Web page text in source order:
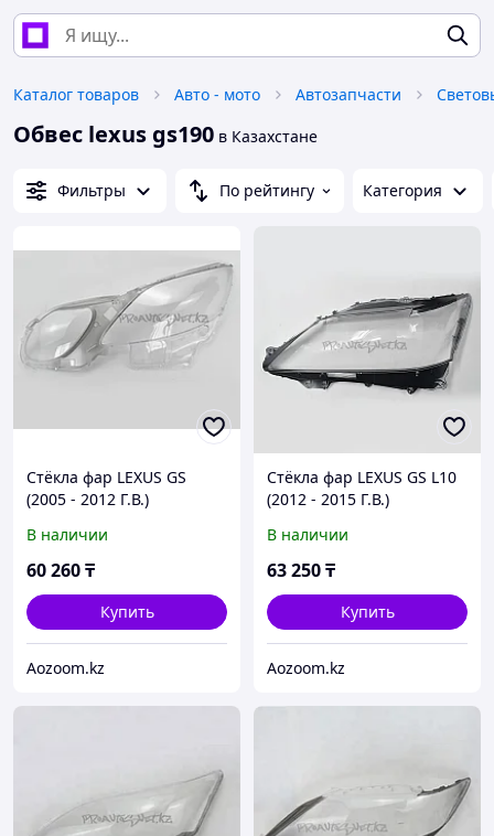
Каталог товаров Авто - мото Автозапчасти
Обвес lexus gs190 в Казахстане
Фильтры По рейтингу Категория
Стёкла фар LEXUS GS
(2005 - 2012 Г.В.)
В наличии
60 260₸
Купить
Aozoom.kz
Стёкла фар LEXUS GS L10
(2012 - 2015 Г.В.)
В наличии
63 250₸
Купить
Aozoom.kz